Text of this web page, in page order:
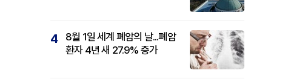
4
8월 1일 세계 폐암의 날...폐암
환자 4년 새 27.9% 증가